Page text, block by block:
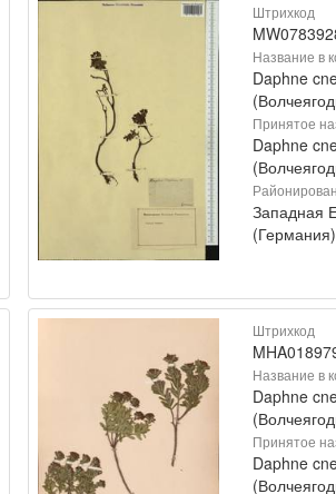
Штрихкод
Название в
Daphne
Принятое
Daphne
Западная
(Германия)
Штрихкод
Название в
Daphne
Принятое
Daphne